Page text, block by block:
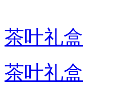
茶叶礼盒
茶叶礼盒